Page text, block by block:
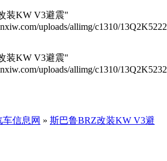
装KW V3避震"
uploads/allimg/c1310/
装KW V3避震"
uploads/allimg/c1310/
车信息网 » 斯巴鲁BRZ改装KW V3避